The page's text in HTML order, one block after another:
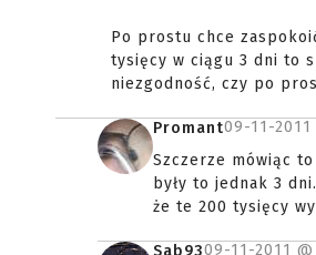
Po prostu chce
tysięcy w ciągu 3 dni to
niezgodność, czy po
Promant09-11-2011
Szczerze mówiąc
były to jednak 3
że te 200 tysięcy
Sab9309-11-2011 @